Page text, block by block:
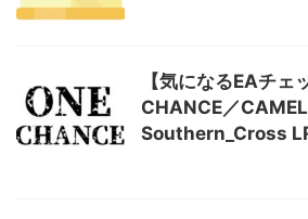
【気になるEAチェ
CHANCE／
Southern_Cross